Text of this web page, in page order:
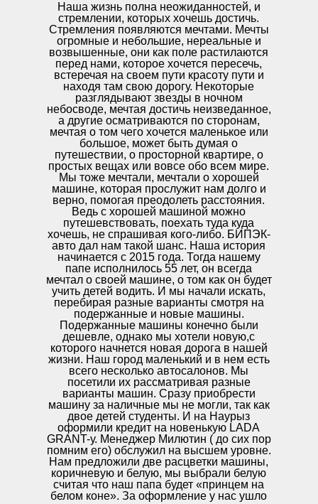
Наша жизнь полна неожиданностей, и
стремлении, которых хочешь достичь.
Стремления появляются мечтами. Мечты
огромные и небольшие, нереальные и
возвышенные, они как поле растилаются
перед нами, которое хочется пересечь,
встеречая на своем пути красоту пути и
находя там свою дорогу. Некоторые
разглядывают звезды в ночном
небосводе, мечтая достичь неизведанное,
а другие осматриваются по сторонам,
мечтая о том чего хочется маленькое или
большое, может быть думая о
путешествии, о просторной квартире, о
простых вещах или вовсе обо всем мире.
Мы тоже мечтали, мечтали о хорошей
машине, которая прослужит нам долго и
верно, помогая преодолеть расстояния.
Ведь с хорошей машиной можно
путешевствовать, поехать туда куда
хочешь, не спрашивая кого-либо. БИПЭК-
авто дал нам такой шанс. Наша история
начинается с 2015 года. Тогда нашему
папе исполнилось 55 лет, он всегда
мечтал о своей машине, о том как он будет
учить детей водить. И мы начали искать,
перебирая разные варианты смотря на
подержанные и новые машины.
Подержанные машины конечно были
дешевле, однако мы хотели новую,с
которого начнется новая дорога в нашей
жизни. Наш город маленький и в нем есть
всего несколько автосалонов. Мы
посетили их рассматривая разные
варианты машин. Сразу приобрести
машину за наличные мы не могли, так как
двое детей студенты. И на Наурыз
оформили кредит на новенькую LADA
GRANT-у. Менеджер Милютин ( до сих пор
помним его) обслужил на высшем уровне.
Нам предложили две расцветки машины,
коричневую и белую, мы выбрали белую
считая что наш папа будет «принцем на
белом коне». За оформление у нас ушло